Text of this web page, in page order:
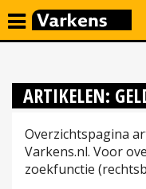
ARTIKELEN:
Overzichtspagina
Varkens.nl. Voor
zoekfunctie